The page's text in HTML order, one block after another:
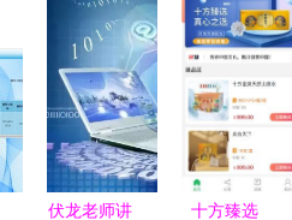
伏龙老师讲
十方臻选